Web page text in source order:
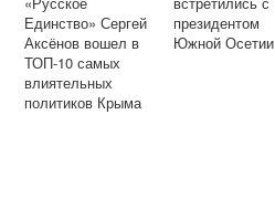
Единство» Сергей
Аксёнов вошел в
ТОП-10 самых
влиятельных
политиков Крыма
президентом
Южной Осетии